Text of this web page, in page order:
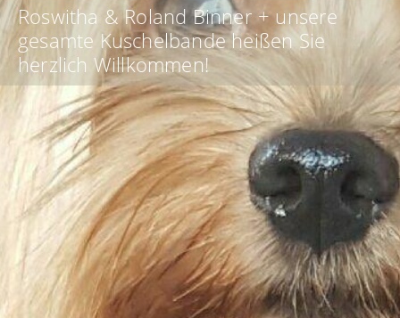
NEU!
Chinese
Crested
Dogs
Roswitha & Roland Binner + unsere
gesamte Kuschelbande heißen Sie
herzlich Willkommen!